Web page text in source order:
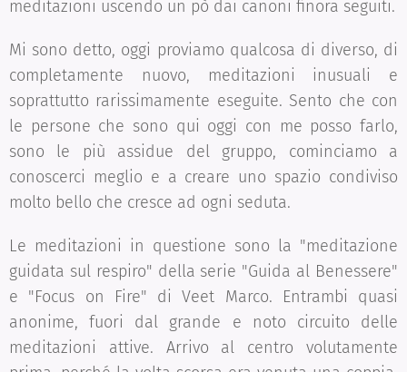
meditazioni uscendo un pò dai canoni finora seguiti.
Mi sono detto, oggi proviamo qualcosa di diverso, di
completamente nuovo, meditazioni inusuali e
soprattutto rarissimamente eseguite. Sento che con
le persone che sono qui oggi con me posso farlo,
sono le più assidue del gruppo, cominciamo a
conoscerci meglio e a creare uno spazio condiviso
molto bello che cresce ad ogni seduta.
Le meditazioni in questione sono la "meditazione
guidata sul respiro" della serie "Guida al Benessere"
e "Focus on Fire" di Veet Marco. Entrambi quasi
anonime, fuori dal grande e noto circuito delle
meditazioni attive. Arrivo al centro volutamente